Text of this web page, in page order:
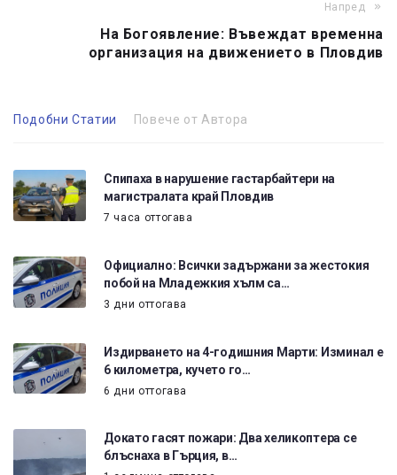
Напред
На Богоявление: Въвеждат временна
организация на движението в Пловдив
Подобни Статии Повече от Автора
Спипаха в нарушение гастарбайтери на
магистралата край Пловдив
7 часа оттогава
Официално: Всички задържани за жестокия
побой на Младежкия хълм са…
3 дни оттогава
Издирването на 4-годишния Марти: Изминал е
6 километра, кучето го…
6 дни оттогава
Докато гасят пожари: Два хеликоптера се
блъснаха в Гърция, в…